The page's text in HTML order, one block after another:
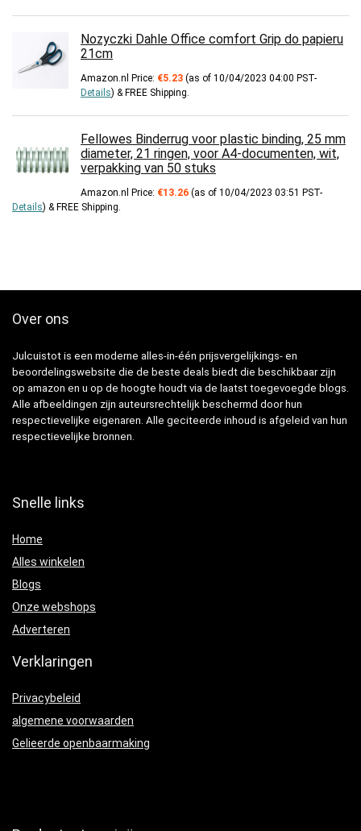
Nozyczki Dahle Office comfort Grip do papieru
21cm
Amazon.nl Price: €5.23 (as of 10/04/2023 04:00 PST-
Details) & FREE Shipping.
Fellowes Binderrug voor plastic binding, 25 mm
diameter, 21 ringen, voor A4-documenten, wit,
verpakking van 50 stuks
Amazon.nl Price: €13.26 (as of 10/04/2023 03:51 PST-
Details) & FREE Shipping.
Over ons
Julcuistot is een moderne alles-in-één prijsvergelijkings- en
beoordelingswebsite die de beste deals biedt die beschikbaar zijn
op amazon en u op de hoogte houdt via de laatst toegevoegde blogs.
Alle afbeeldingen zijn auteursrechtelijk beschermd door hun
respectievelijke eigenaren. Alle geciteerde inhoud is afgeleid van hun
respectievelijke bronnen.
Snelle links
Home
Alles winkelen
Blogs
Onze webshops
Adverteren
Verklaringen
Privacybeleid
algemene voorwaarden
Gelieerde openbaarmaking